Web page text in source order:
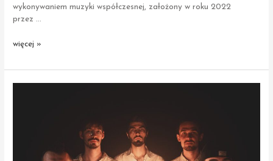
wykonywaniem muzyki współczesnej, założony w roku 2022
przez …
I Wyróżnienie
MUIZK
więcej »